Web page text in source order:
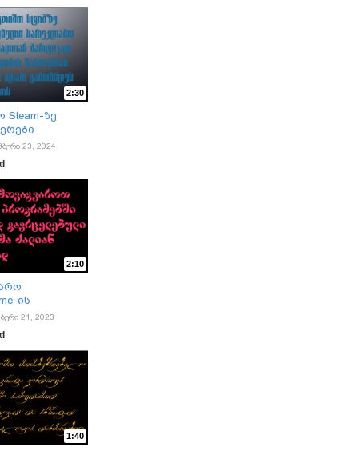
2:30
ზე
23, 2024
2:10
ის
21, 2023
1:40